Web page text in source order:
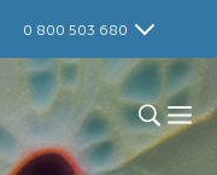
0 800 503 680
в еякуляті
(м. Івано-
вул. В. Чорновола,